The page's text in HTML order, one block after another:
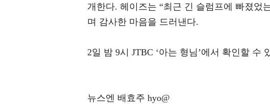
개한다. 헤이즈는 “최근 긴 슬럼프에 빠졌었
며 감사한 마음을 드러낸다.
2일 밤 9시 JTBC ‘아는 형님’에서 확인할 수
뉴스엔 배효주 hyo@